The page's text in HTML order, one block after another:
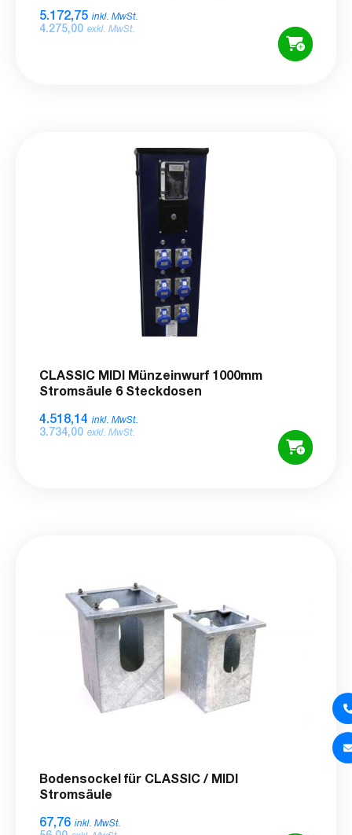
5.172,75 inkl. MwSt.
4.275,00 exkl. MwSt.
CLASSIC MIDI Münzeinwurf 1000mm
Stromsäule 6 Steckdosen
4.518,14 inkl. MwSt.
3.734,00 exkl. MwSt.
Bodensockel für CLASSIC / MIDI
Stromsäule
67,76 inkl. MwSt.